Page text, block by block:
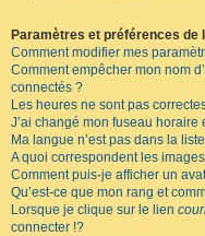
Paramètres et préférences de
Comment modifier mes
Comment empêcher mon nom
connectés ?
Les heures ne sont pas
J’ai changé mon fuseau horaire
Ma langue n’est pas dans la
A quoi correspondent les
Comment puis-je afficher un
Qu’est-ce que mon rang et
Lorsque je clique sur le lien
connecter !?